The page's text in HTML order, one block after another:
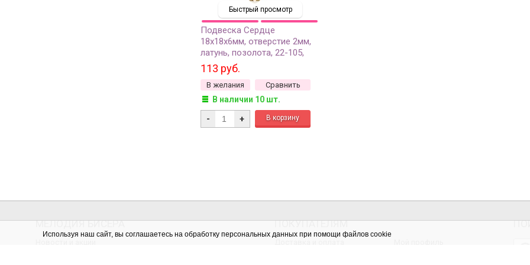
Используя наш сайт, вы соглашаетесь на обработку персональных данных при помощи файлов cookie
Быстрый просмотр
Подвеска Сердце
18х18х6мм, отверстие 2мм,
латунь, позолота, 22-105,
1шт
113 руб.
В желания Сравнить
В наличии 10 шт.
- +
МЕЛОДИЯ БИСЕРА ПОКУПАТЕЛЯМ